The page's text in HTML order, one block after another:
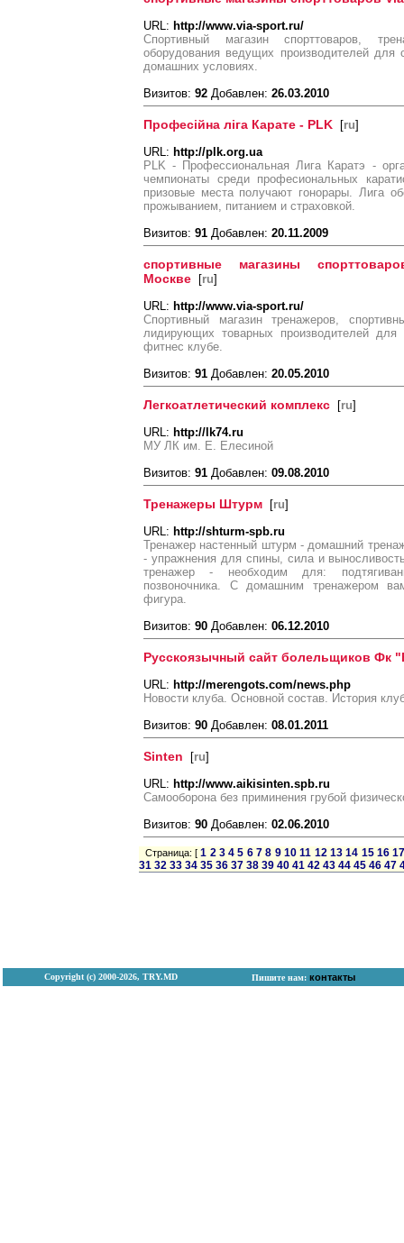
URL: http://www.via-sport.ru/
Спортивный магазин спорттоваров,
оборудования ведущих производителей
домашних условиях.
Визитов: 92 Добавлен: 26.03.2010
Професійна ліга Карате - PLK [ru]
URL: http://plk.org.ua
PLK - Профессиональная Лига Каратэ -
чемпионаты среди професиональных
призовые места получают гонорары. Лига
прожыванием, питанием и страховкой.
Визитов: 91 Добавлен: 20.11.2009
спортивные магазины
Москве [ru]
URL: http://www.via-sport.ru/
Спортивный магазин тренажеров,
лидирующих товарных производителей
фитнес клубе.
Визитов: 91 Добавлен: 20.05.2010
Легкоатлетический комплекс [ru]
URL: http://lk74.ru
МУ ЛК им. Е. Елесиной
Визитов: 91 Добавлен: 09.08.2010
Тренажеры Штурм [ru]
URL: http://shturm-spb.ru
Тренажер настенный штурм - домашний
- упражнения для спины, сила и
тренажер - необходим для:
позвоночника. С домашним тренажером
фигура.
Визитов: 90 Добавлен: 06.12.2010
Русскоязычный сайт болельщиков Фк
URL: http://merengots.com/news.php
Новости клуба. Основной состав. История
Визитов: 90 Добавлен: 08.01.2011
Sinten [ru]
URL: http://www.aikisinten.spb.ru
Самооборона без приминения грубой
Визитов: 90 Добавлен: 02.06.2010
Страница: [1 2 3 4 5 6 7 8 9 10 11 12 13 14 15 16
31 32 33 34 35 36 37 38 39 40 41 42 43 44 45 46 47
Copyright (с) 2000-2026, TRY.MD Пишите нам: контакты